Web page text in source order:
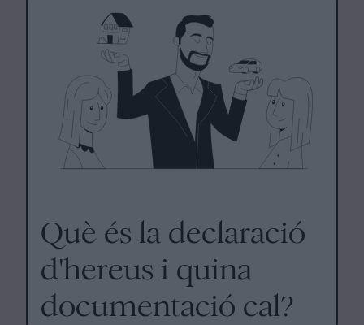
Què és la declaració
d'hereus i quina
documentació cal?